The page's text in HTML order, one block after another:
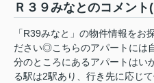
Ｒ３９みなとのコメン
「R39みなと」の物件情報をお
ださい◎こちらのアパートには
分のところにあるアパートは
る駅は2駅あり、行き先に応じ